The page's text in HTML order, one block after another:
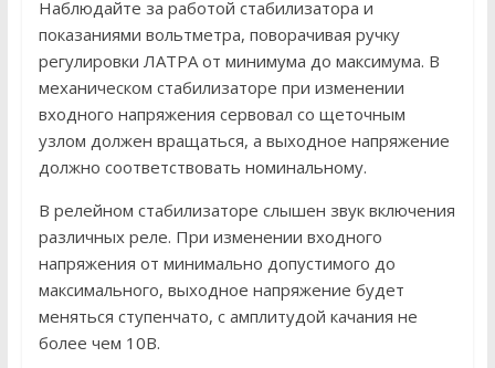
Наблюдайте за работой стабилизатора и
показаниями вольтметра, поворачивая ручку
регулировки ЛАТРА от минимума до максимума. В
механическом стабилизаторе при изменении
входного напряжения сервовал со щеточным
узлом должен вращаться, а выходное напряжение
должно соответствовать номинальному.
В релейном стабилизаторе слышен звук включения
различных реле. При изменении входного
напряжения от минимально допустимого до
максимального, выходное напряжение будет
меняться ступенчато, с амплитудой качания не
более чем 10В.